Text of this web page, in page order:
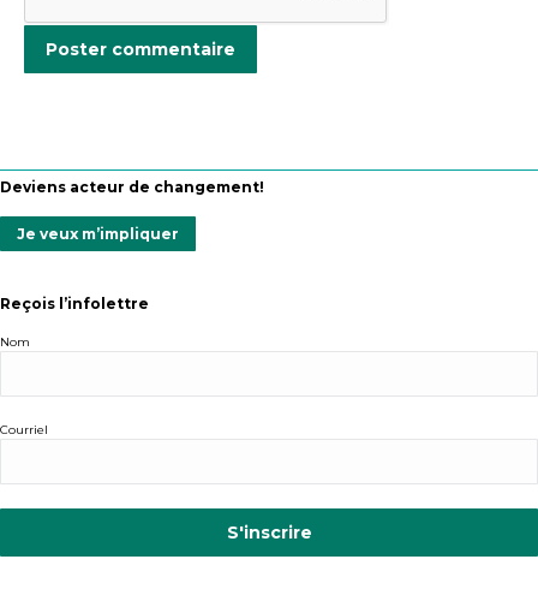
Poster commentaire
Deviens acteur de changement!
Je veux m’impliquer
Reçois l’infolettre
Nom
Courriel